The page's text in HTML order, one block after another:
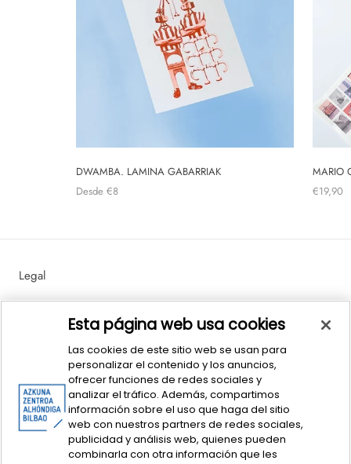
DWAMBA. LAMINA GABARRIAK
Desde€8
MARIO
€19,90
Legal
© dendAZ. This is Basque Design - Azkuna Zentroa Sociedad y Cultura
Contemporánea.Centro Azkuna de Sociedad y Cultura Contemporánea
Esta página web usa cookies
Las cookies de este sitio web se usan para
personalizar el contenido y los anuncios,
ofrecer funciones de redes sociales y
analizar el tráfico. Además, compartimos
información sobre el uso que haga del sitio
web con nuestros partners de redes sociales,
publicidad y análisis web, quienes pueden
combinarla con otra información que les